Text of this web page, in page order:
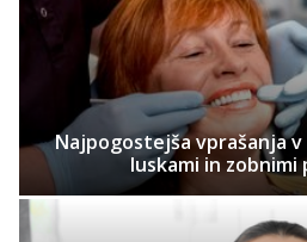
Najpogostejša vprašanja v
luskami in zobnimi